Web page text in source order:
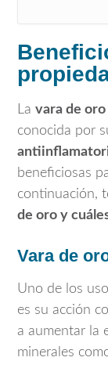
La vara de oro
conocida por
beneficiosas
continuación,
de oro y
Vara de
Uno de los
es su acción
a aumentar la
minerales